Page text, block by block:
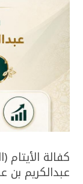
كفالة الأيتام
عبدالكريم بن